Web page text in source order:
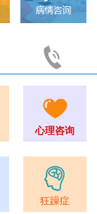
心理咨询
狂躁症